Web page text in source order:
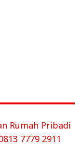
Rumah Pribadi
7779 2911